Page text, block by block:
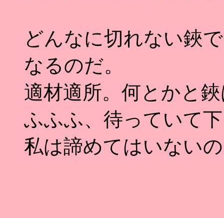
どんなに切れない鋏
なるのだ。
適材適所。何とかと
ふふふ、待っていて
私は諦めてはいない